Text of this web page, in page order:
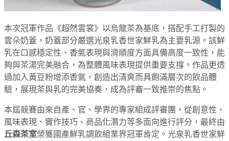
本次冠軍作品《超然雲裳》以烏龍茶為基底，搭配手工打製的
雲朵奶蓋，奶蓋部分嚴選光泉乳香世家鮮乳為主要乳源。該鮮
乳在口感穩定性、香氣表現與滑順度方面具備高度一致性，能
夠與茶湯完美融合，為整體風味表現提供重要支撐。作品更透
過加入黃豆粉增添香氣，創造出清爽而具飽滿層次的飲品體
驗，展現茶與乳的完美協奏，成為評審一致推崇的焦點。
本屆競賽由來自產、官、學界的專家組成評審團，從創意性、
風味表現、實作技巧、商品化潛力等多面向進行評分，最終由
丘森茶室榮獲國產鮮乳調飲組業界冠軍肯定。光泉乳香世家鮮